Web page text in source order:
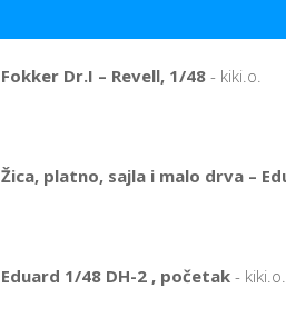
Fokker Dr.I – Revell, 1/48 - kiki.o.
Žica, platno, sajla i malo drva –
Eduard 1/48 DH-2 , početak - kiki.o.